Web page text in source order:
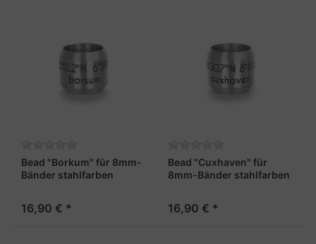
Bead "Borkum" für 8mm-
Bänder stahlfarben
16,90 € *
Bead "Cuxhaven" für
8mm-Bänder stahlfarben
16,90 € *